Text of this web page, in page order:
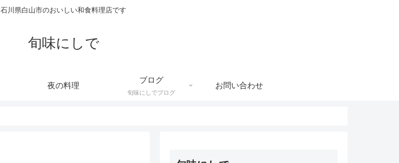
石川県白山市のおいしい和食料理店です
旬味にしで
夜の料理
ブログ
旬味にしでブログ
お問い合わせ